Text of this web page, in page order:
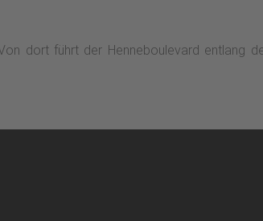
dort führt der Henneboulevard entlang